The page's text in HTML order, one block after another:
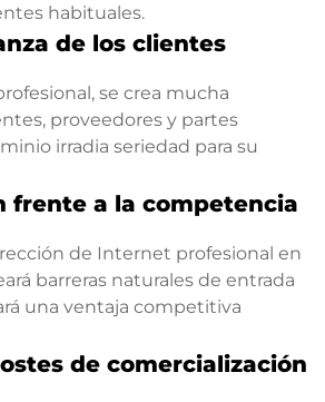
habituales.
de los clientes
se crea mucha
proveedores y partes
irradia seriedad para su
frente a la competencia
de Internet profesional en
barreras naturales de entrada
una ventaja competitiva
de comercialización